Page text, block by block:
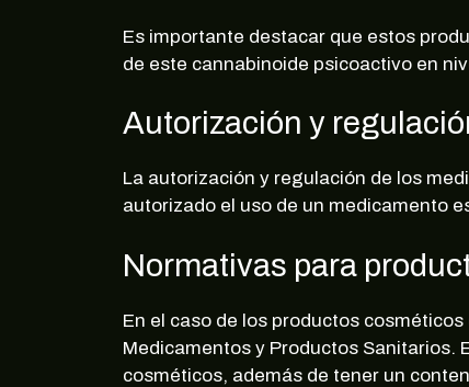
Es importante destacar que estos
de este cannabinoide psicoactivo en
Autorización y
La autorización y regulación de los
autorizado el uso de un medicamento
Normativas para
En el caso de los productos
Medicamentos y Productos Sanitarios.
cosméticos, además de tener un